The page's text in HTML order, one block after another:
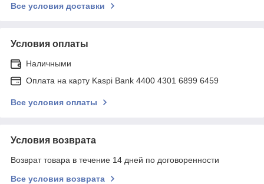
Все условия доставки
Условия оплаты
Наличными
Оплата на карту Kaspi Bank 4400 4301 6899 6459
Все условия оплаты
Условия возврата
Возврат товара в течение 14 дней по договоренности
Все условия возврата